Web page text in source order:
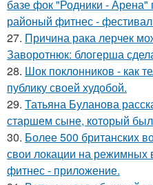
базе фок "Родники -
районый фитнес -
27. Причина рака лерчек
Заворотнюк: блогерша
28. Шок поклонников - как
публику своей худобой.
29. Татьяна Буланова
старшем сыне, который
30. Более 500 британских
свои локации на режимных
фитнес - приложение.